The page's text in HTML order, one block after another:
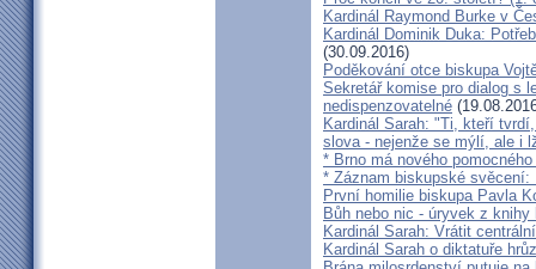
Kardinál Raymond Burke v
Kardinál Dominik Duka:
(30.09.2016)
Poděkování otce biskupa
Sekretář komise pro dialog s
nedispenzovatelné
Kardinál Sarah: "Ti, kteří
slova - nejenže se mýlí, ale i
* Brno má nového
* Záznam biskupské svěcení:
První homilie biskupa Pavla
Bůh nebo nic - úryvek z knihy
Kardinál Sarah: Vrátit
Kardinál Sarah o diktatuře